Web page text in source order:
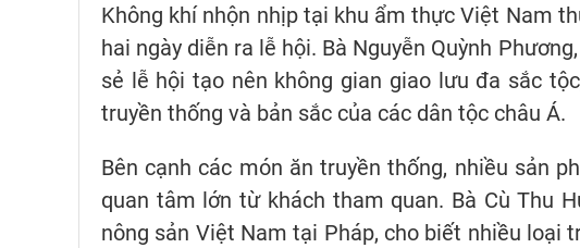
Không khí nhộn nhịp tại khu ẩm thực Việt Nam
hai ngày diễn ra lễ hội. Bà Nguyễn Quỳnh
sẻ lễ hội tạo nên không gian giao lưu đa sắc
truyền thống và bản sắc của các dân tộc châu Á.
Bên cạnh các món ăn truyền thống, nhiều sản
quan tâm lớn từ khách tham quan. Bà Cù Thu
nông sản Việt Nam tại Pháp, cho biết nhiều loại